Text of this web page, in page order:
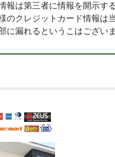
報は第三者に情報を開示す
のクレジットカード情報は
に漏れるというこはござい